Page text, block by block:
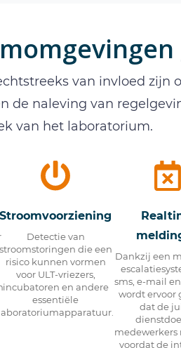
van invloed zijn
de naleving van
van het laboratorium.
Stroomvoorziening
Detectie van
stroomstoringen die een
risico kunnen vormen
voor ULT-vriezers,
incubatoren en andere
essentiële
Dankzij een
sms, e-mail
wordt ervoor
dat de
medewerkers
voordat de